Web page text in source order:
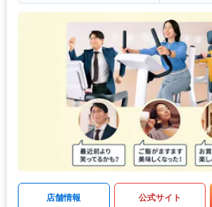
店舗情報 公式サイト